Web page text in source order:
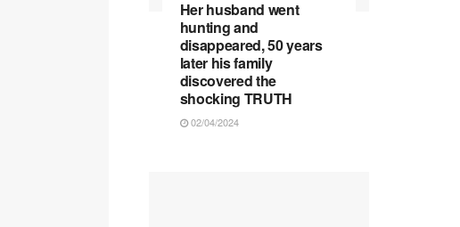
Her husband went
hunting and
disappeared, 50 years
later his family
discovered the
shocking TRUTH
02/04/2024